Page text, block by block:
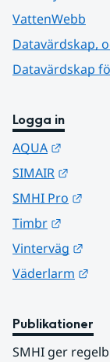
VattenWebb
Datavärdskap,
Datavärdskap
Logga in
AQUA
SIMAIR
SMHI Pro
Timbr
Vinterväg
Väderlarm
Publikationer
SMHI ger